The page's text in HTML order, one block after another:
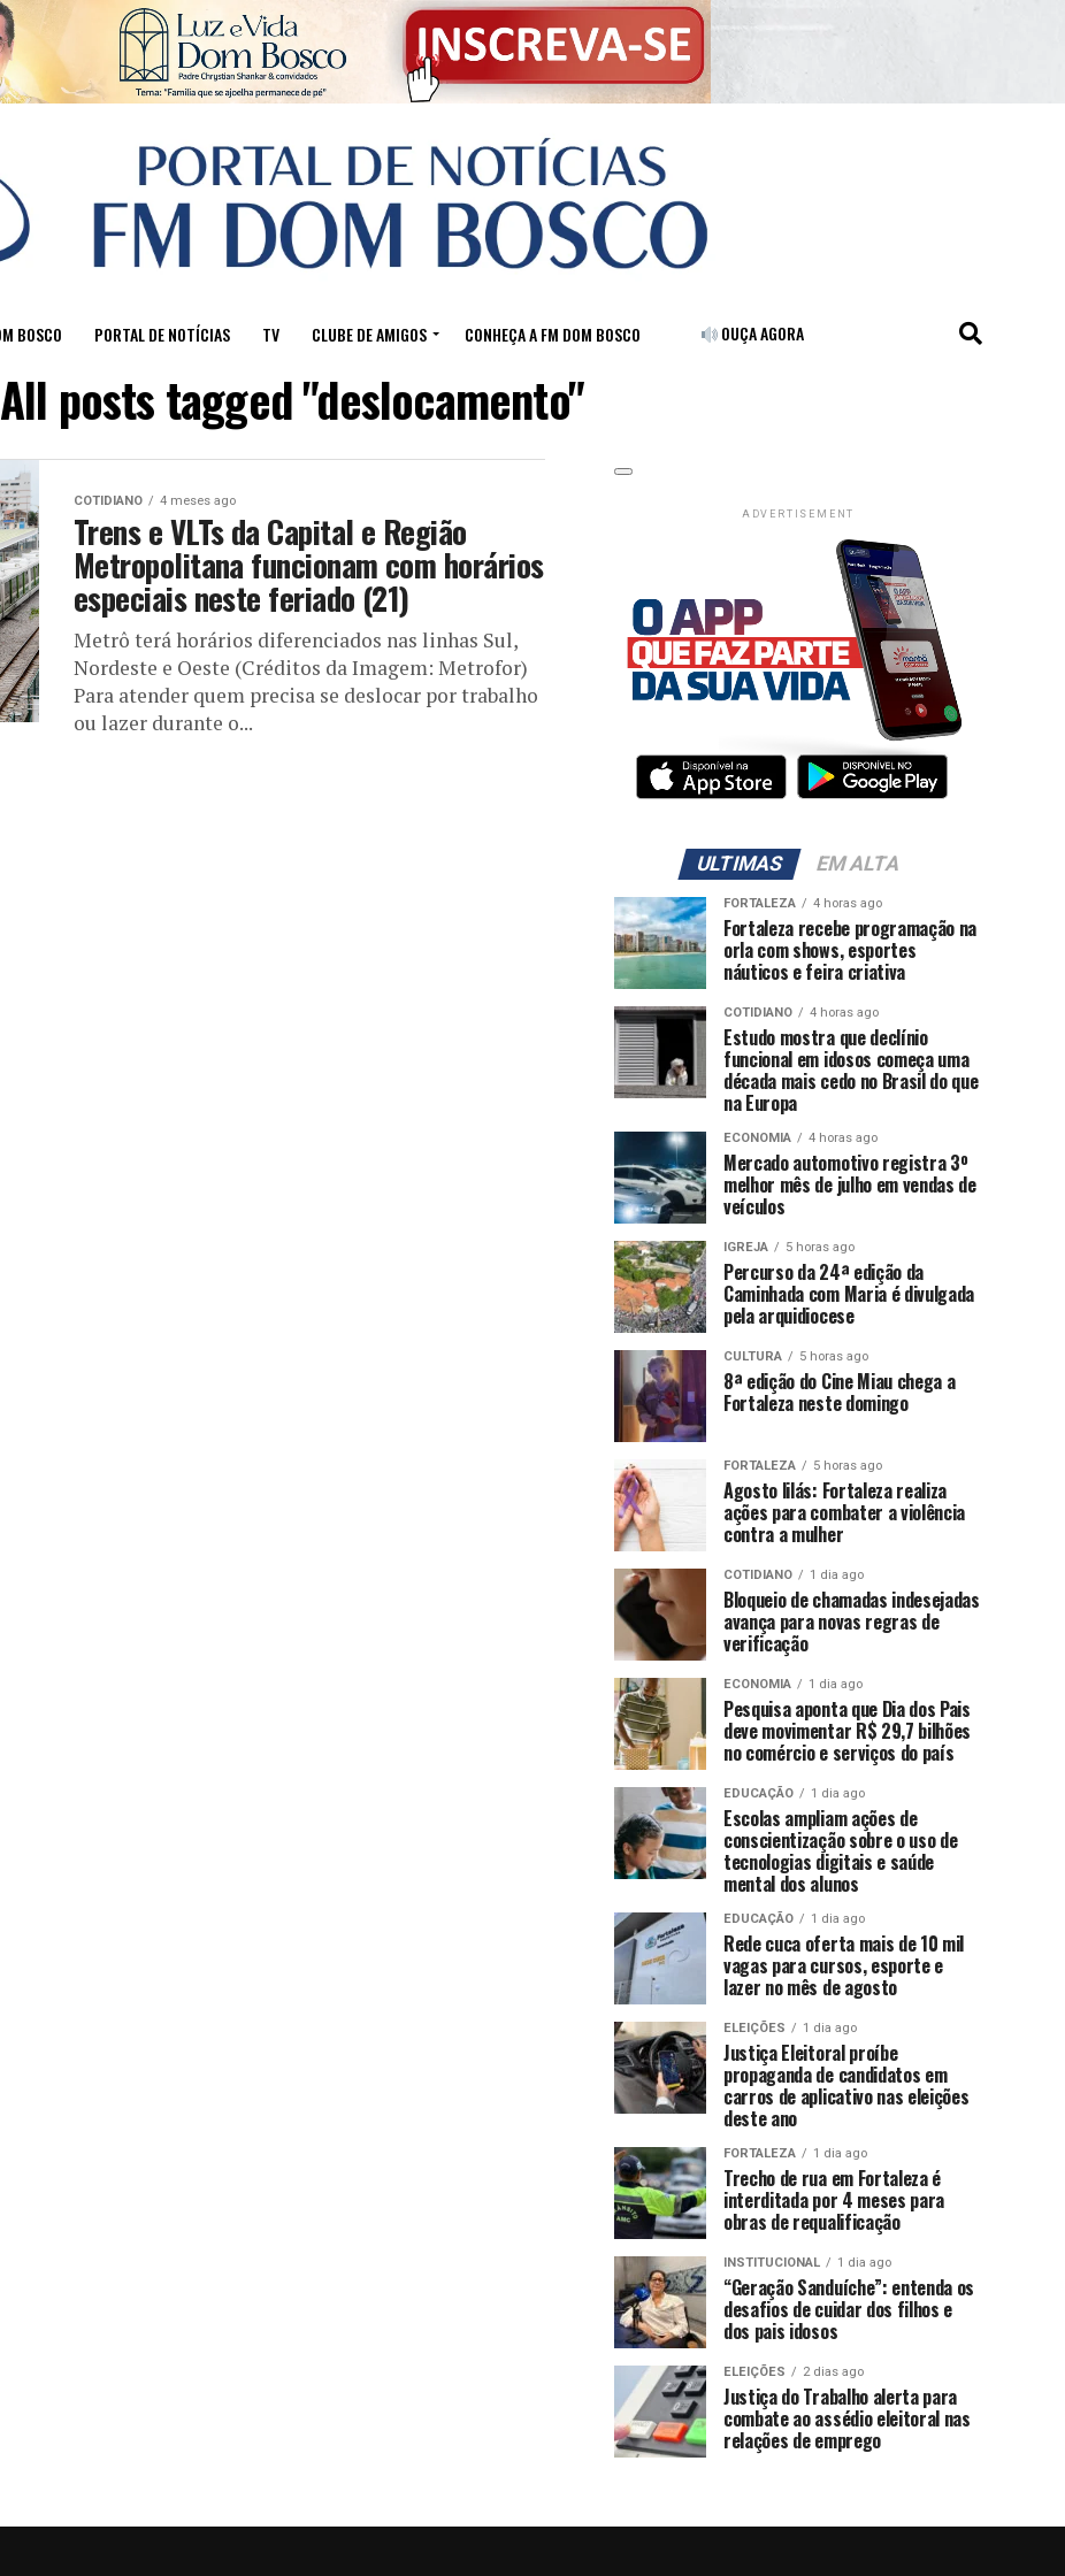
BOSCO PORTAL DE NOTÍCIAS TV CLUBE DE AMIGOS CONHEÇA A FM DOM BOSCO OUÇA AGORA
All posts tagged "deslocamento"
COTIDIANO 4 meses ago
Trens e VLTs da Capital e Região
Metropolitana funcionam com horários
especiais neste feriado (21)
Metrô terá horários diferenciados nas linhas Sul,
Nordeste e Oeste (Créditos da Imagem: Metrofor)
Para atender quem precisa se deslocar por trabalho
ou lazer durante o...
ADVERTISEMENT
ULTIMAS EM ALTA
FORTALEZA 4 horas ago
Fortaleza recebe programação na
orla com shows, esportes
náuticos e feira criativa
COTIDIANO 4 horas ago
Estudo mostra que declínio
funcional em idosos começa uma
década mais cedo no Brasil do que
na Europa
ECONOMIA 4 horas ago
Mercado automotivo registra 3º
melhor mês de julho em vendas de
veículos
IGREJA 5 horas ago
Percurso da 24ª edição da
Caminhada com Maria é divulgada
pela arquidiocese
CULTURA 5 horas ago
8ª edição do Cine Miau chega a
Fortaleza neste domingo
FORTALEZA 5 horas ago
Agosto lilás: Fortaleza realiza
ações para combater a violência
contra a mulher
COTIDIANO 1 dia ago
Bloqueio de chamadas indesejadas
avança para novas regras de
verificação
ECONOMIA 1 dia ago
Pesquisa aponta que Dia dos Pais
deve movimentar R$ 29,7 bilhões
no comércio e serviços do país
EDUCAÇÃO 1 dia ago
Escolas ampliam ações de
conscientização sobre o uso de
tecnologias digitais e saúde
mental dos alunos
EDUCAÇÃO 1 dia ago
Rede cuca oferta mais de 10 mil
vagas para cursos, esporte e
lazer no mês de agosto
ELEIÇÕES 1 dia ago
Justiça Eleitoral proíbe
propaganda de candidatos em
carros de aplicativo nas eleições
deste ano
FORTALEZA 1 dia ago
Trecho de rua em Fortaleza é
interditada por 4 meses para
obras de requalificação
INSTITUCIONAL 1 dia ago
“Geração Sanduíche”: entenda os
desafios de cuidar dos filhos e
dos pais idosos
ELEIÇÕES 2 dias ago
Justiça do Trabalho alerta para
combate ao assédio eleitoral nas
relações de emprego